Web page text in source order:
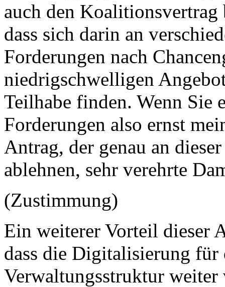
auch den
dass sich darin an
Forderungen nach
niedrigschwelligen
Teilhabe finden. Wenn Sie
Forderungen also ernst
Antrag, der genau an
ablehnen, sehr verehrte
(Zustimmung)
Ein weiterer Vorteil dieser
dass die Digitalisierung für
Verwaltungsstruktur